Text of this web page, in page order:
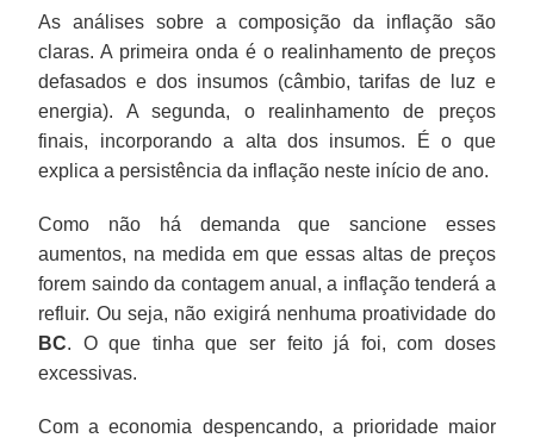
As análises sobre a composição da inflação são
claras. A primeira onda é o realinhamento de preços
defasados e dos insumos (câmbio, tarifas de luz e
energia). A segunda, o realinhamento de preços
finais, incorporando a alta dos insumos. É o que
explica a persistência da inflação neste início de ano.
Como não há demanda que sancione esses
aumentos, na medida em que essas altas de preços
forem saindo da contagem anual, a inflação tenderá a
refluir. Ou seja, não exigirá nenhuma proatividade do
BC. O que tinha que ser feito já foi, com doses
excessivas.
Com a economia despencando, a prioridade maior